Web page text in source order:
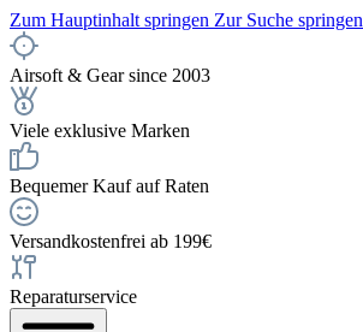
Zum Hauptinhalt springen Zur Suche springen
Airsoft & Gear since 2003
Viele exklusive Marken
Bequemer Kauf auf Raten
Versandkostenfrei ab 199€
Reparaturservice